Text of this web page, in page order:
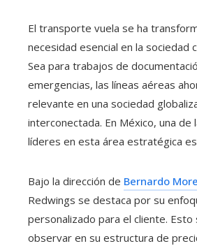
El transporte vuela se ha
necesidad esencial en la sociedad
Sea para trabajos de
emergencias, las líneas aéreas
relevante en una sociedad
interconectada. En México, una de
líderes en esta área estratégica
Bajo la dirección de Bernardo
Redwings se destaca por su
personalizado para el cliente. Esto
observar en su estructura de